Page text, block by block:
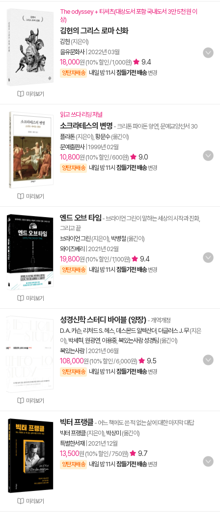
미리보기
The odyssey + 티셔츠(대상도서 포함 국내도서 3만 5천 원 이
상)
김헌의 그리스 로마 신화
김헌 (지은이)
을유문화사| 2022년 03월
18,000원 (10% 할인 / 1,000원) 9.4
양탄자배송 내일 밤 11시 잠들기전 배송 변경
미리보기
읽고 쓰다 리딩 저널
소크라테스의 변명 - 크리톤 파이돈 향연, 문예교양선서 30
플라톤(지은이), 황문수(옮긴이)
문예출판사| 1999년 02월
10,800원 (10% 할인 / 600원) 9.0
양탄자배송 내일 밤 11시 잠들기전 배송 변경
미리보기
엔드 오브 타임 - 브라이언 그린이 말하는 세상의 시작과 진화,
그리고 끝
브라이언 그린 (지은이), 박병철 (옮긴이)
와이즈베리
2021년 02월
19,800원 (10% 할인 / 1,100원) 9.4
양탄자배송 내일 밤 11시 잠들기전 배송 변경
미리보기
성경신학 스터디 바이블 (양장) - 개역개정
D. A. 카슨, 리처드 S. 헤스, 데스몬드 알렉산더 더글러스 J. 무(지은
이), 박세혁 원광연, 이용중, 복있는사람 성경팀 (옮긴이)
복있는사람| 2021년 06월
108,000원 (10% 할인 / 6,000원) 9.5
양탄자배송 내일 밤 11시 잠들기전 배송 변경
미리보기
빅터 프랭클 - 어느 책에도 쓴 적 없는 삶에 대한 마지막 대답
빅터 프랭클(지은이), 박상미 (옮긴이)
특별한서재 2021년 12월
13,500원 (10% 할인 / 750원) 9.7
양탄자배송 내일 밤 11시 잠들기전 배송 변경